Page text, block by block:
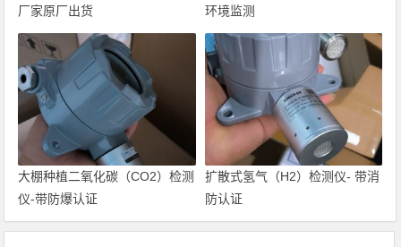
厂家原厂出货
环境监测
大棚种植二氧化碳（CO2）检测
仪-带防爆认证
扩散式氢气（H2）检测仪- 带消
防认证